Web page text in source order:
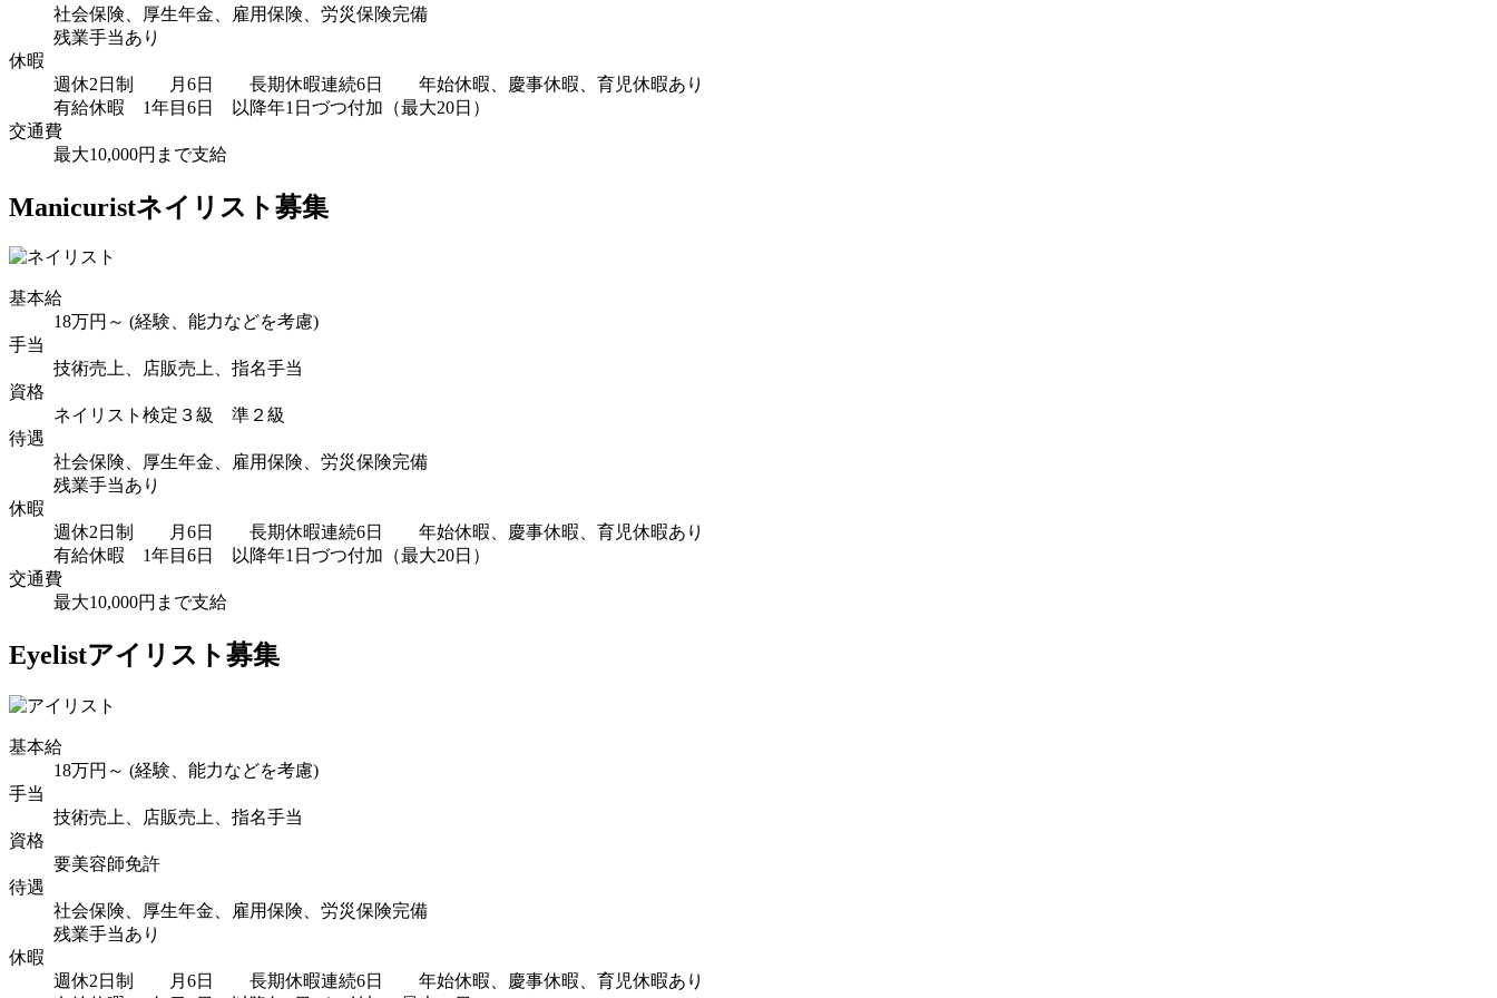
社会保険、厚生年金、雇用保険、労災保険完備
残業手当あり
休暇
週休2日制 月6日 長期休暇連続6日 年始休暇、慶事休暇、育児休暇あり
有給休暇 1年目6日 以降年1日づつ付加（最大20日）
交通費
最大10,000円まで支給
Manicuristネイリスト募集
基本給
18万円～ (経験、能力などを考慮)
手当
技術売上、店販売上、指名手当
資格
ネイリスト検定３級 準２級
待遇
社会保険、厚生年金、雇用保険、労災保険完備
残業手当あり
休暇
週休2日制 月6日 長期休暇連続6日 年始休暇、慶事休暇、育児休暇あり
有給休暇 1年目6日 以降年1日づつ付加（最大20日）
交通費
最大10,000円まで支給
Eyelistアイリスト募集
基本給
18万円～ (経験、能力などを考慮)
手当
技術売上、店販売上、指名手当
資格
要美容師免許
待遇
社会保険、厚生年金、雇用保険、労災保険完備
残業手当あり
休暇
週休2日制 月6日 長期休暇連続6日 年始休暇、慶事休暇、育児休暇あり